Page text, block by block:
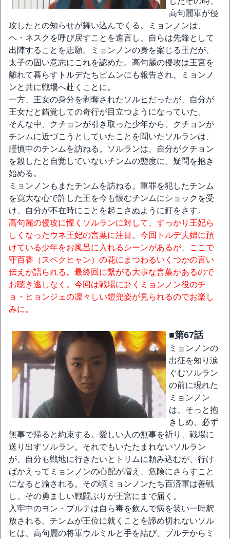
高句麗軍が侵
攻したとの知らせが舞い込んでくる。ミョンノンは、
ヘ・ネスクを呼び戻すことを進言し、自らは先鋒として
出陣することを志願。ミョンノンの身を案じる王だが、
太子の固い意志にこれを認めた。高句麗の侵攻は王宮を
離れて暮らすトルデたちピムンにも報告され、ミョンノ
ンと共に戦場へ赴くことに。
一方、王女の身分を剥奪されたソルヒだったが、自分が
王女だと錯覚しての奇行が目立つようになっていた。
そんな中、クチョンが引き取った少年から、クチョンが
チンムに近づこうとしていたことを聞いたソルランは、
謹慎中のチンムを訪ねる。ソルランは、自分がクチョン
を殺したと自覚していないチンムの態度に、疑問を抱き
始める。
ミョンノンもまたチンムを訪ねる。重罪を犯したチンム
を寛大な心で許した王を今も恨むチンムにショックを受
け、自分が不在時にことを起こさぬように釘をさす。
高句麗の侵攻に慄くソルランに対して、すっかり王妃ら
しくなったウネ王妃の言葉に注目。今回トルデ夫婦に預
けている少年をお風呂に入れるシーンがあるが、ここで
守百香（スベクヒャン）の花にまつわるいくつかの言い
伝えが語られる。最終回に繋がる大事な言葉があるので
お聴き逃しなく。今回は戦場に赴くミョンノン役のチ
ョ・ヒョンジェの凛々しい鎧兜姿が見られるのでお楽し
みに。
■第67話
ミョンノンの
出征を知り涙
ぐむソルラン
の前に現れた
ミョンノン
は、そっと抱
きしめ、必ず
無事で帰ると約束する。愛しい人の無事を祈り、戦場に
送り出すソルラン。それでもいたたまれないソルラン
が、自分も戦地に行きたいとトリムに頼み込むが、行け
ばかえってミョンノンの心配が増え、危険にさらすこと
になると諭される。その頃ミョンノンたち百済軍は善戦
し、その勇ましい戦闘ぶりが王宮にまで届く。
入牢中のヨン・ブルテは自ら毒を飲んで病を装い一時釈
放される。チンムが王位に就くことを諦め切れないソル
ヒは、高句麗の将軍ウルミルと手を結び、ブルテからミ